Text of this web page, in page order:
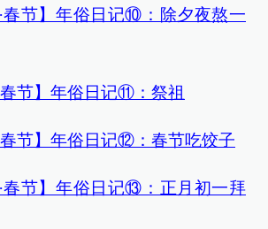
春节】年俗日记⑩：除夕夜熬一
春节】年俗日记⑪：祭祖
春节】年俗日记⑫：春节吃饺子
·春节】年俗日记⑬：正月初一拜